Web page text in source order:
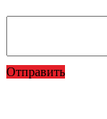
Отправить